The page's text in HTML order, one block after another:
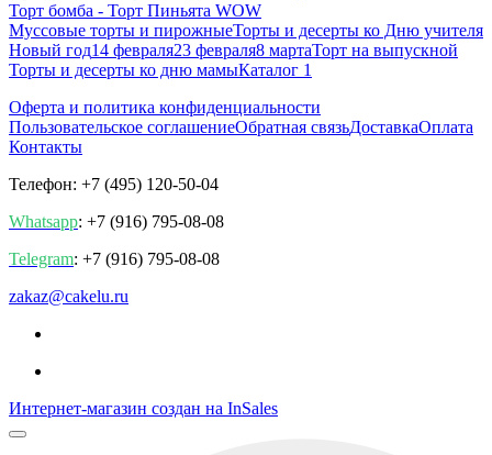
Торт бомба - Торт Пиньята WOW
Муссовые торты и пирожныеТорты и десерты ко Дню учителя
Новый год14 февраля23 февраля8 мартаТорт на выпускной
Торты и десерты ко дню мамыКаталог 1
Оферта и политика конфиденциальности
Пользовательское соглашениеОбратная связьДоставкаОплата
Контакты
Телефон: +7 (495) 120-50-04
Whatsapp: +7 (916) 795-08-08
Telegram: +7 (916) 795-08-08
zakaz@cakelu.ru
Интернет-магазин создан на InSales